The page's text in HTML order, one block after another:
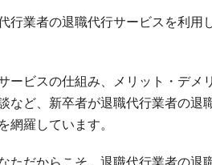
行業者の退職代行サービスを利用
ービスの仕組み、メリット・デメ
など、新卒者が退職代行業者の退
網羅しています。
ただからこそ、退職代行業者の退